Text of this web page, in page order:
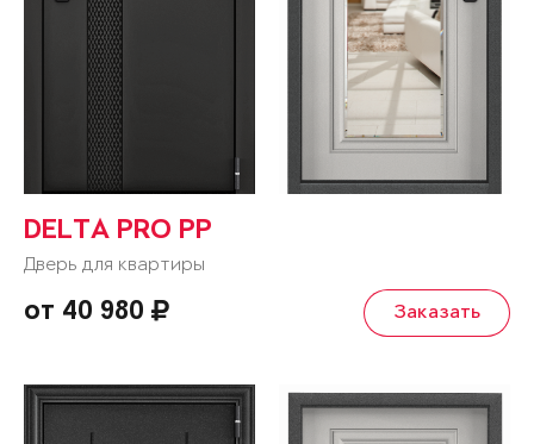
DELTA PRO PP
Дверь для квартиры
от 40 980 Заказать